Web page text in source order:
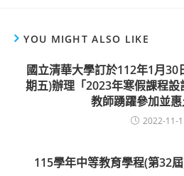
YOU MIGHT ALSO LIKE
國立清華大學訂於112年1月30
期五)辦理「2023年寒假課程
教師踴躍參加並惠
2022-11-
115學年中等教育學程(第32